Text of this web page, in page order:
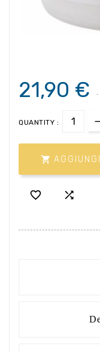
21,90 € .
QUANTITY :

 